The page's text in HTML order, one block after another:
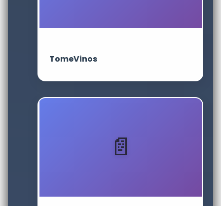
TomeVinos